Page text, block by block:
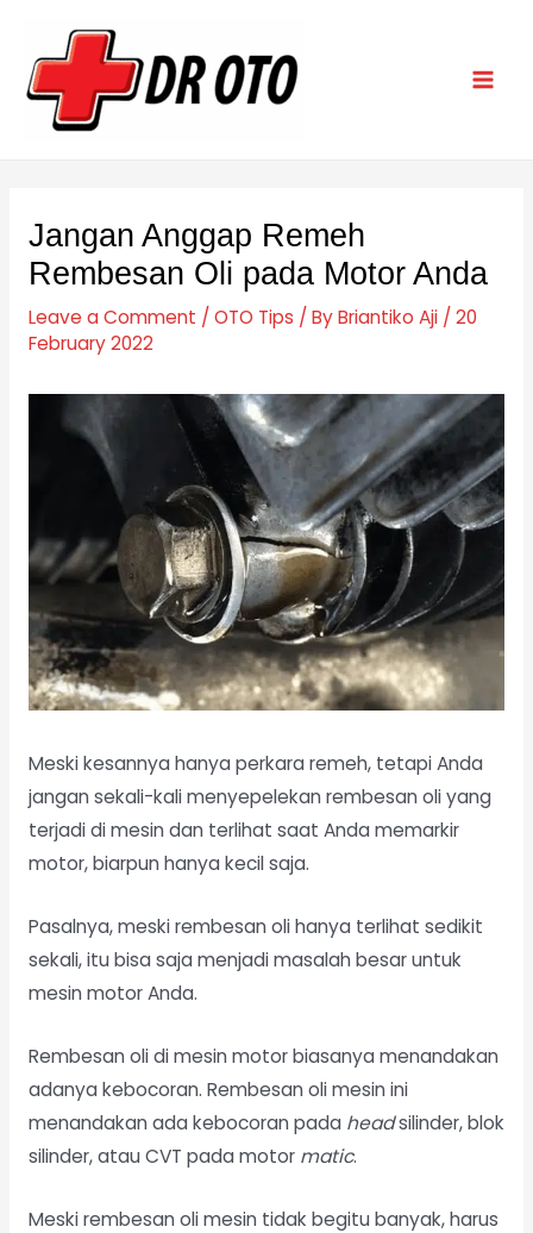
content
Jangan Anggap Remeh
Rembesan Oli pada Motor Anda
Leave a Comment /OTO Tips / ByBriantiko Aji /20
February 2022
Meski kesannya hanya perkara remeh, tetapi Anda
jangan sekali-kali menyepelekan rembesan oli yang
terjadi di mesin dan terlihat saat Anda memarkir
motor, biarpun hanya kecil saja.
Pasalnya, meski rembesan oli hanya terlihat sedikit
sekali, itu bisa saja menjadi masalah besar untuk
mesin motor Anda.
Rembesan oli di mesin motor biasanya menandakan
adanya kebocoran. Rembesan oli mesin ini
menandakan ada kebocoran pada headsilinder, blok
silinder, atau CVT pada motor matic.
Meski rembesan oli mesin tidak begitu banyak, harus
navigation